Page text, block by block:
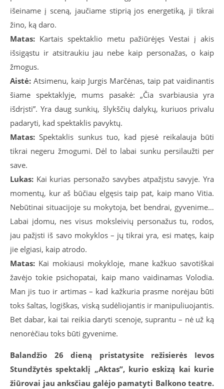
išeiname į sceną, jaučiame stiprią jos energetiką, ji tikrai
žino, ką daro.
Matas: Kartais spektaklio metu pažiūrėjęs Vestai į akis
išsigąstu ir atsitraukiu jau nebe kaip personažas, o kaip
žmogus.
Aistė: Atsimenu, kaip Jurgis Marčėnas, taip pat vaidinantis
šiame spektaklyje, mums pasakė: „Čia svarbiausia yra
išdrįsti”. Yra daug sunkių, šlykščių dalykų, kuriuos privalu
padaryti, kad spektaklis pavyktų.
Matas: Spektaklis sunkus tuo, kad pjesė reikalauja būti
tikrai negeru žmogumi. Dėl to labai sunku persilaužti per
save.
Lukas: Kai kurias personažo savybes atpažįstu savyje. Yra
momentų, kur aš būčiau elgęsis taip pat, kaip mano Vitia.
Nebūtinai situacijoje su mokytoja, bet bendrai, gyvenime…
Labai įdomu, nes visus moksleivių personažus tu, rodos,
jau pažįsti iš savo mokyklos – jų tikrai yra, esi matęs, kaip
jie elgiasi, kaip atrodo.
Matas: Kai mokiausi mokykloje, mane kažkuo savotiškai
žavėjo tokie psichopatai, kaip mano vaidinamas Volodia.
Man jis tuo ir artimas – kad kažkuria prasme norėjau būti
toks šaltas, logiškas, viską sudėliojantis ir manipuliuojantis.
Bet dabar, kai tai reikia daryti scenoje, suprantu – nė už ką
nenorėčiau toks būti gyvenime.
Balandžio 26 dieną pristatysite režisierės Ievos
Stundžytės spektaklį „Aktas”, kurio eskizą kai kurie
žiūrovai jau anksčiau galėjo pamatyti Balkono teatre.